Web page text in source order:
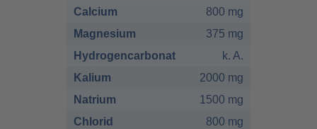
Calcium
800 mg
Magnesium
375 mg
Hydrogencarbonat
k. A.
Kalium
2000 mg
Natrium
1500 mg
Chlorid
800 mg